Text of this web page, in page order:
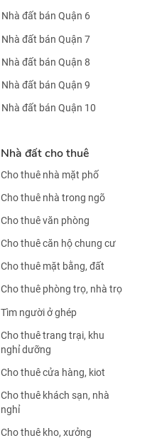
Nhà đất bán Quận 6
Nhà đất bán Quận 7
Nhà đất bán Quận 8
Nhà đất bán Quận 9
Nhà đất bán Quận 10
Nhà đất cho thuê
Cho thuê nhà mặt phố
Cho thuê nhà trong ngõ
Cho thuê văn phòng
Cho thuê căn hộ chung cư
Cho thuê mặt bằng, đất
Cho thuê phòng trọ, nhà trọ
Tìm người ở ghép
Cho thuê trang trại, khu
nghỉ dưỡng
Cho thuê cửa hàng, kiot
Cho thuê khách sạn, nhà
nghỉ
Cho thuê kho, xưởng